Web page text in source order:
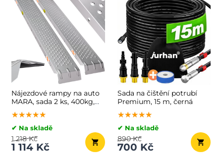
Nájezdové rampy na auto
MARA, sada 2 ks, 400kg,
160cm, 2ks, stříbrná
★★★★★
★★★★★
★★★★★
✔ Na skladě
1 114 Kč
1 218 Kč
Sada na čištění potrubí
Premium, 15 m, černá
★★★★★
★★★★★
★★★★★
✔ Na skladě
700 Kč
890 Kč